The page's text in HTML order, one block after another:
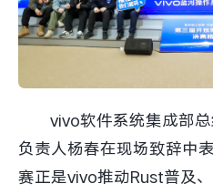
全部Y机型
iQOO Neo11
全部
vivo软件系统集成部
负责人杨春在现场致辞中
赛正是vivo推动Rust普及